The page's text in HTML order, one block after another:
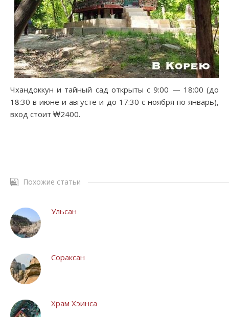
Чхандоккун и тайный сад открыты с 9:00 — 18:00 (до
18:30 в июне и августе и до 17:30 с ноября по январь),
вход стоит ₩2400.
Похожие статьи
Ульсан
Сораксан
Храм Хэинса